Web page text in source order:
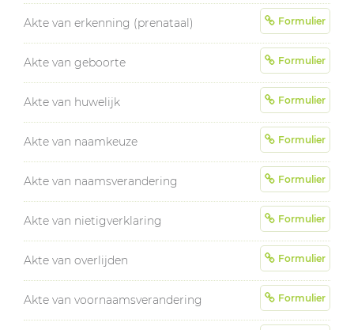
Akte van erkenning (prenataal) Formulier
Akte van geboorte Formulier
Akte van huwelijk Formulier
Akte van naamkeuze Formulier
Akte van naamsverandering Formulier
Akte van nietigverklaring Formulier
Akte van overlijden Formulier
Akte van voornaamsverandering Formulier